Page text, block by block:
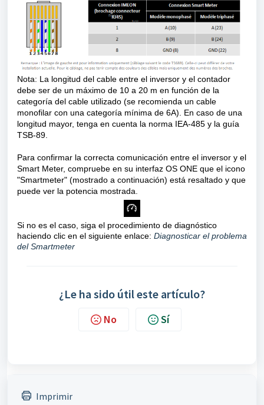
Nota: La longitud del cable entre el inversor y el contador
debe ser de un máximo de 10 a 20 m en función de la
categoría del cable utilizado (se recomienda un cable
monofilar con una categoría mínima de 6A). En caso de una
longitud mayor, tenga en cuenta la norma IEA-485 y la guía
TSB-89.
Para confirmar la correcta comunicación entre el inversor y el
Smart Meter, compruebe en su interfaz OS ONE que el icono
"Smartmeter" (mostrado a continuación) está resaltado y que
puede ver la potencia mostrada.
Si no es el caso, siga el procedimiento de diagnóstico
haciendo clic en el siguiente enlace: Diagnosticar el problema
del Smartmeter
¿Le ha sido útil este artículo?
No Sí
Imprimir